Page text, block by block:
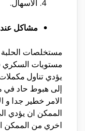
الاسهال.
مشاكل
مستخلصات
مستويات السكري
يؤدي تناول
إلى هبوط حاد في
الامر خطير جدا و
الممكن ان يؤدي
اخري من الممكن